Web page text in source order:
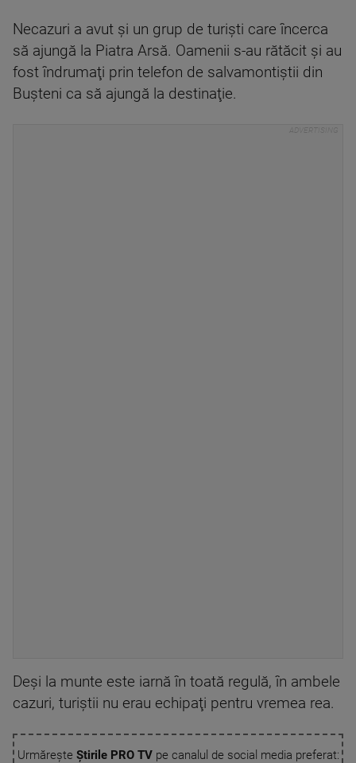
Necazuri a avut şi un grup de turişti care încerca
să ajungă la Piatra Arsă. Oamenii s-au rătăcit şi au
fost îndrumaţi prin telefon de salvamontiştii din
Buşteni ca să ajungă la destinaţie.
Deşi la munte este iarnă în toată regulă, în ambele
cazuri, turiştii nu erau echipaţi pentru vremea rea.
Urmărește Știrile PRO TVpe canalul de social media preferat: